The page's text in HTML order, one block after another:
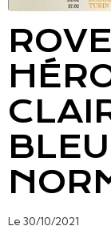
BLEU
Le 30/10/2021